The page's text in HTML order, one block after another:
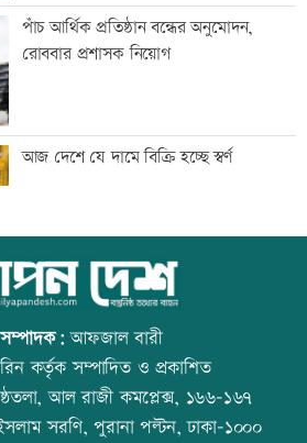
হাসিনার নির্দেশে সালাহউদ্দিন আহমদকে গুম
করা হয়: তদন্ত
তরুণদের নেতৃত্বেই প্রযুক্তিনির্ভর উন্নয়ন হবে:
তথ্যপ্রযুক্তিমন্ত্রী
লক্ষ্মীপুর জেলা প্রশাসনের ১৪ কর্মকর্তা-
কর্মচারীর বিদায়ী সংবর্ধনা
সব শর্ত মেনে নিলে হরমুজ খুলবো: ইরান
পাঁচ আর্থিক প্রতিষ্ঠান বন্ধের অনুমোদন,
রোববার প্রশাসক নিয়োগ
আজ দেশে যে দামে বিক্রি হচ্ছে স্বর্ণ
আজ বিশ্ব বন্ধু দিবস
কোরআন-হাদিসে নামাজ না পড়ার শাস্তি
সম্পাদক:আফজাল বারী
কর্তৃক সম্পাদিত ও প্রকাশিত
আল রাজী কমপ্লেক্স, ১৬৬-১৬৭
সরণি, পুরানা পল্টন, ঢাকা-১০০০